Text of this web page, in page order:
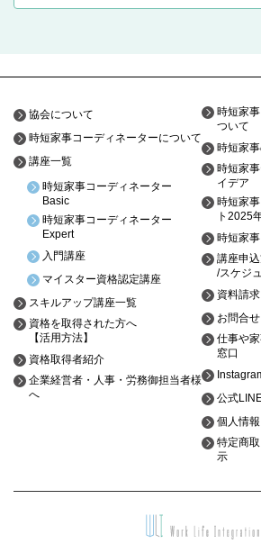
協会について
時短家事コーディネーターについて
講座一覧
時短家事コーディネーター
Basic
時短家事コーディネーター
Expert
入門講座
マイスター資格認定講座
スキルアップ講座一覧
資格を取得された方へ
【活用方法】
資格取得者紹介
企業経営者・人事・労務御担当者様
へ
時短家
ついて
時短家
時短家
イデア
時短家
ト2025
時短家
講座申
/スケジ
資料請求
お問合せ
仕事や
窓口
公式
個人情
特定商
示